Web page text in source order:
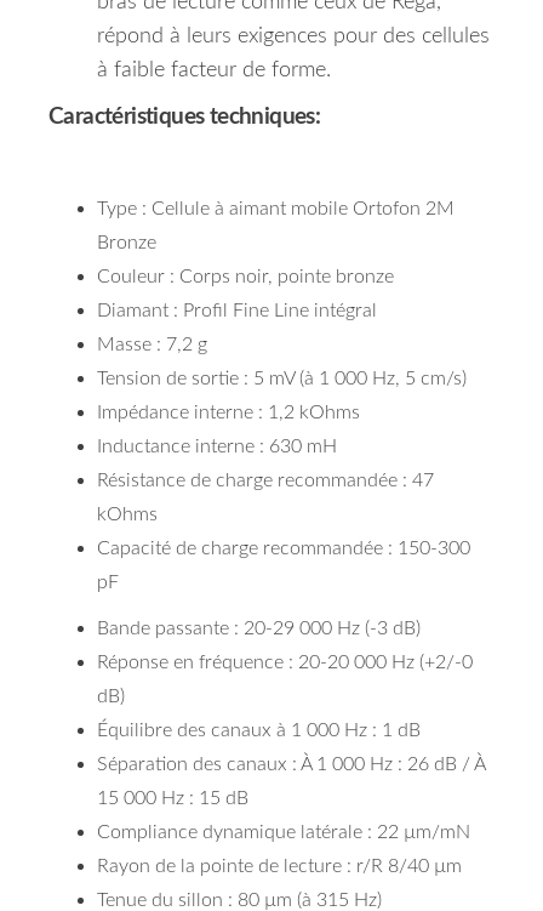
répond à leurs exigences pour des cellules
à faible facteur de forme.
Caractéristiques techniques:
Type : Cellule à aimant mobile Ortofon 2M
Bronze
Couleur : Corps noir, pointe bronze
Diamant : Profil Fine Line intégral
Masse : 7,2 g
Tension de sortie : 5 mV (à 1 000 Hz, 5 cm/s)
Impédance interne : 1,2 kOhms
Inductance interne : 630 mH
Résistance de charge recommandée : 47
kOhms
Capacité de charge recommandée : 150-300
pF
Bande passante : 20-29 000 Hz (-3 dB)
Réponse en fréquence : 20-20 000 Hz (+2/-0
dB)
Équilibre des canaux à 1 000 Hz : 1 dB
Séparation des canaux : À 1 000 Hz : 26 dB / À
15 000 Hz : 15 dB
Compliance dynamique latérale : 22 µm/mN
Rayon de la pointe de lecture : r/R 8/40 µm
Tenue du sillon : 80 µm (à 315 Hz)